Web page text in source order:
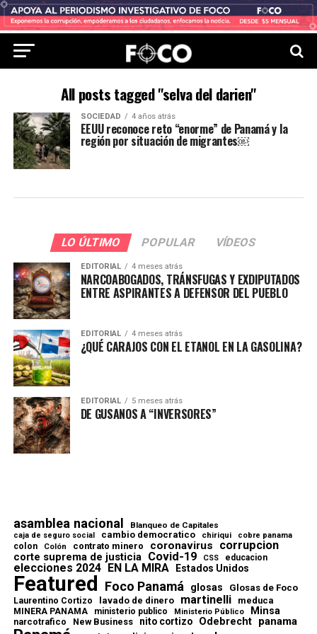
All posts tagged "selva del darien"
SOCIEDAD 4 años atrás
EEUU reconoce reto “enorme” de Panamá y la
región por situación de migrantes￼
LO ÚLTIMO POPULAR VÍDEOS
EDITORIAL 4 meses atrás
NARCOABOGADOS, TRÁNSFUGAS Y EXDIPUTADOS
ENTRE ASPIRANTES A DEFENSOR DEL PUEBLO
EDITORIAL 4 meses atrás
¿QUÉ CARAJOS CON EL ETANOL EN LA GASOLINA?
EDITORIAL 5 meses atrás
DE GUSANOS A “INVERSORES”
asamblea nacional Blanqueo de Capitales
caja de seguro social cambio democratico chiriqui cobre panama
colon Colón contrato minero coronavirus corrupcion
corte suprema de justicia Covid-19 CSS educacion
elecciones 2024 EN LA MIRA Estados Unidos
Featured Foco Panamá glosas Glosas de Foco
Laurentino Cortizo lavado de dinero martinelli meduca
MINERA PANAMA ministerio publico Ministerio Público Minsa
narcotrafico New Business nito cortizo Odebrecht panama